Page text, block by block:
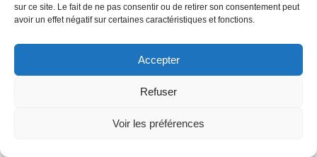
sur ce site. Le fait de ne pas consentir ou de retirer son consentement peut
avoir un effet négatif sur certaines caractéristiques et fonctions.
Accepter
Refuser
Voir les préférences